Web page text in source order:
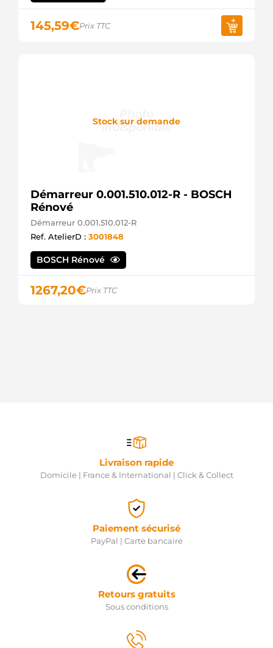
145,59€Prix TTC
Stock sur demande
Démarreur 0.001.510.012-R - BOSCH
Rénové
Démarreur 0.001.510.012-R
Ref. AtelierD : 3001848
BOSCH Rénové
1267,20€Prix TTC
Livraison rapide
Domicile | France & International | Click & Collect
Paiement sécurisé
PayPal | Carte bancaire
Retours gratuits
Sous conditions